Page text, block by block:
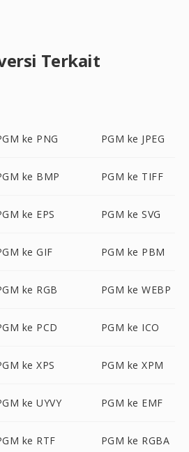
Terkait
ke PNG PGM ke JPEG
ke BMP PGM ke TIFF
ke EPS PGM ke SVG
ke GIF PGM ke PBM
ke RGB PGM ke WEBP
ke PCD PGM ke ICO
ke XPS PGM ke XPM
ke UYVY PGM ke EMF
ke RTF PGM ke RGBA